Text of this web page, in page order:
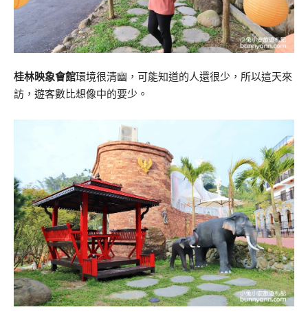
桂林映象會館環境很清幽，可能知道的人還很少，所以這天來
訪，遊客數比想像中的要少。